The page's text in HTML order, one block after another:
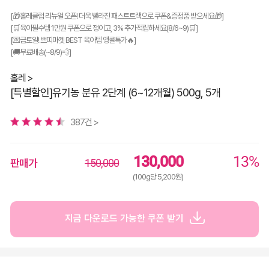
[🎁홀레클럽 리뉴얼 오픈! 더욱 빨라진 패스트트랙으로 쿠폰&증정품 받으세요🎁]
[🛒육아필수템 1만원 쿠폰으로 쟁이고, 3% 추가적립하세요(8/6~9)🛒]
[💌금토일! 쁘띠마켓 BEST 육아템 앵콜특가🔥]
[🚚무료배송(~8/9)💨]
홀레 >
[특별할인]유기농 분유 2단계 (6~12개월) 500g, 5개
387건 >
판매가 150,000 130,000
(100g당 5,200원)
13%
지금 다운로드 가능한 쿠폰 받기